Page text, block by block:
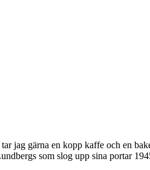
jag gärna en kopp kaffe och en
som slog upp sina portar